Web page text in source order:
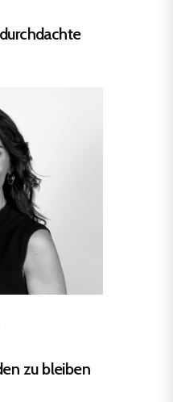
zu bleiben